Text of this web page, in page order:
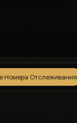
Номера Отслеживания